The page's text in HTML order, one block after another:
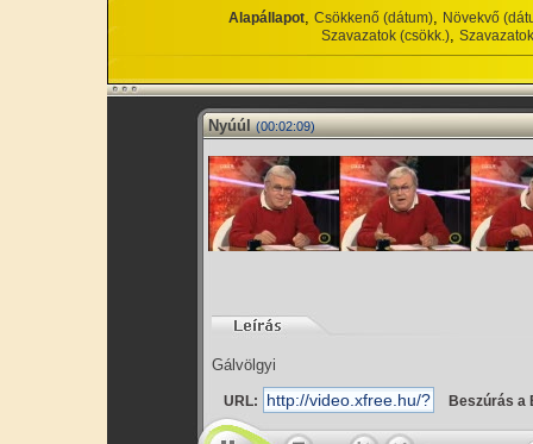
Alapállapot, Csökkenő (dátum), Növekvő
Szavazatok (csökk.),
Nyúúl (00:02:09)
Gálvölgyi
URL: Beszúrás a